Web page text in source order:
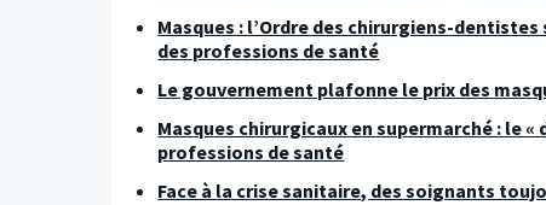
Masques : l’Ordre des chirurgiens-
des professions de santé
Le gouvernement plafonne le prix des
Masques chirurgicaux en supermarché : le
professions de santé
Face à la crise sanitaire, des soignants